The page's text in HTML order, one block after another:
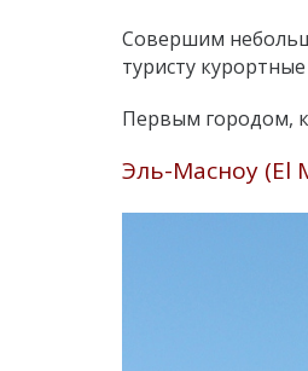
Совершим
туристу
Первым городом,
Эль-Масноу (El